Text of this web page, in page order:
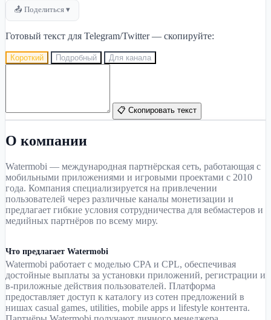
📤 Поделиться ▾
Готовый текст для Telegram/Twitter — скопируйте:
Короткий Подробный Для канала
📋 Скопировать текст
О компании
Watermobi — международная партнёрская сеть, работающая с
мобильными приложениями и игровыми проектами с 2010
года. Компания специализируется на привлечении
пользователей через различные каналы монетизации и
предлагает гибкие условия сотрудничества для вебмастеров и
медийных партнёров по всему миру.
Что предлагает Watermobi
Watermobi работает с моделью CPA и CPL, обеспечивая
достойные выплаты за установки приложений, регистрации и
в-приложные действия пользователей. Платформа
предоставляет доступ к каталогу из сотен предложений в
нишах casual games, utilities, mobile apps и lifestyle контента.